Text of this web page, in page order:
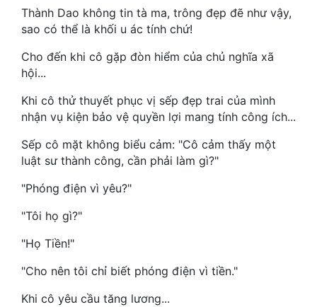
Học Đường
Khoa Huyễn
Khoa Huyễn Không Gian
Kiếm Hiệp
Kỳ Huyễn
Thành Dao không tin tà ma, trông đẹp đẽ như vậy,
sao có thể là khối u ác tính chứ!
Cho đến khi cô gặp đòn hiểm của chủ nghĩa xã
hội...
Khi cô thử thuyết phục vị sếp đẹp trai của mình
nhận vụ kiện bảo vệ quyền lợi mang tính công ích...
Sếp cô mặt không biểu cảm: "Cô cảm thấy một
luật sư thành công, cần phải làm gì?"
"Phóng điện vì yêu?"
"Tôi họ gì?"
"Họ Tiền!"
"Cho nên tôi chỉ biết phóng điện vì tiền."
Khi cô yêu cầu tăng lương...